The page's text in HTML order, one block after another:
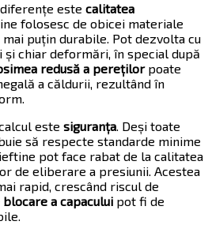
este calitatea
folosesc de obicei materiale
puțin durabile. Pot dezvolta cu
chiar deformări, în special după
redusă a perețilorpoate
a căldurii, rezultând în
este siguranța. Deși toate
să respecte standarde minime
pot face rabat de la calitatea
de eliberare a presiunii. Acestea
rapid, crescând riscul de
a capacului pot fi de